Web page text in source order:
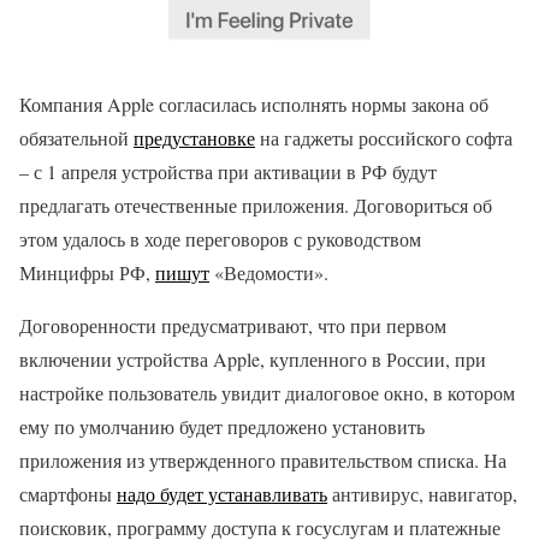
Компания Apple согласилась исполнять нормы закона об
обязательной предустановкена гаджеты российского софта
– с 1 апреля устройства при активации в РФ будут
предлагать отечественные приложения. Договориться об
этом удалось в ходе переговоров с руководством
Минцифры РФ, пишут «Ведомости».
Договоренности предусматривают, что при первом
включении устройства Apple, купленного в России, при
настройке пользователь увидит диалоговое окно, в котором
ему по умолчанию будет предложено установить
приложения из утвержденного правительством списка. На
смартфонынадо будет устанавливатьантивирус, навигатор,
поисковик, программу доступа к госуслугам и платежные